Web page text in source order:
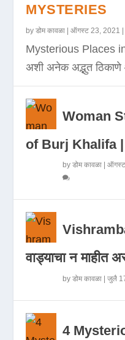
MYSTERIES
byडोम कावळा |ऑगस्ट 23, 2021
Mysterious Places in
अशी अनेक अद्भुत
Woman
of Burj Khalifa
byडोम कावळा |
वाड्याचा न माहीत
byडोम कावळा |जुलै
4